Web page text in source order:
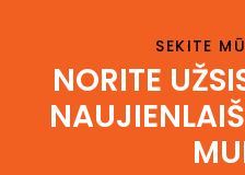
SEKITE
NORITE